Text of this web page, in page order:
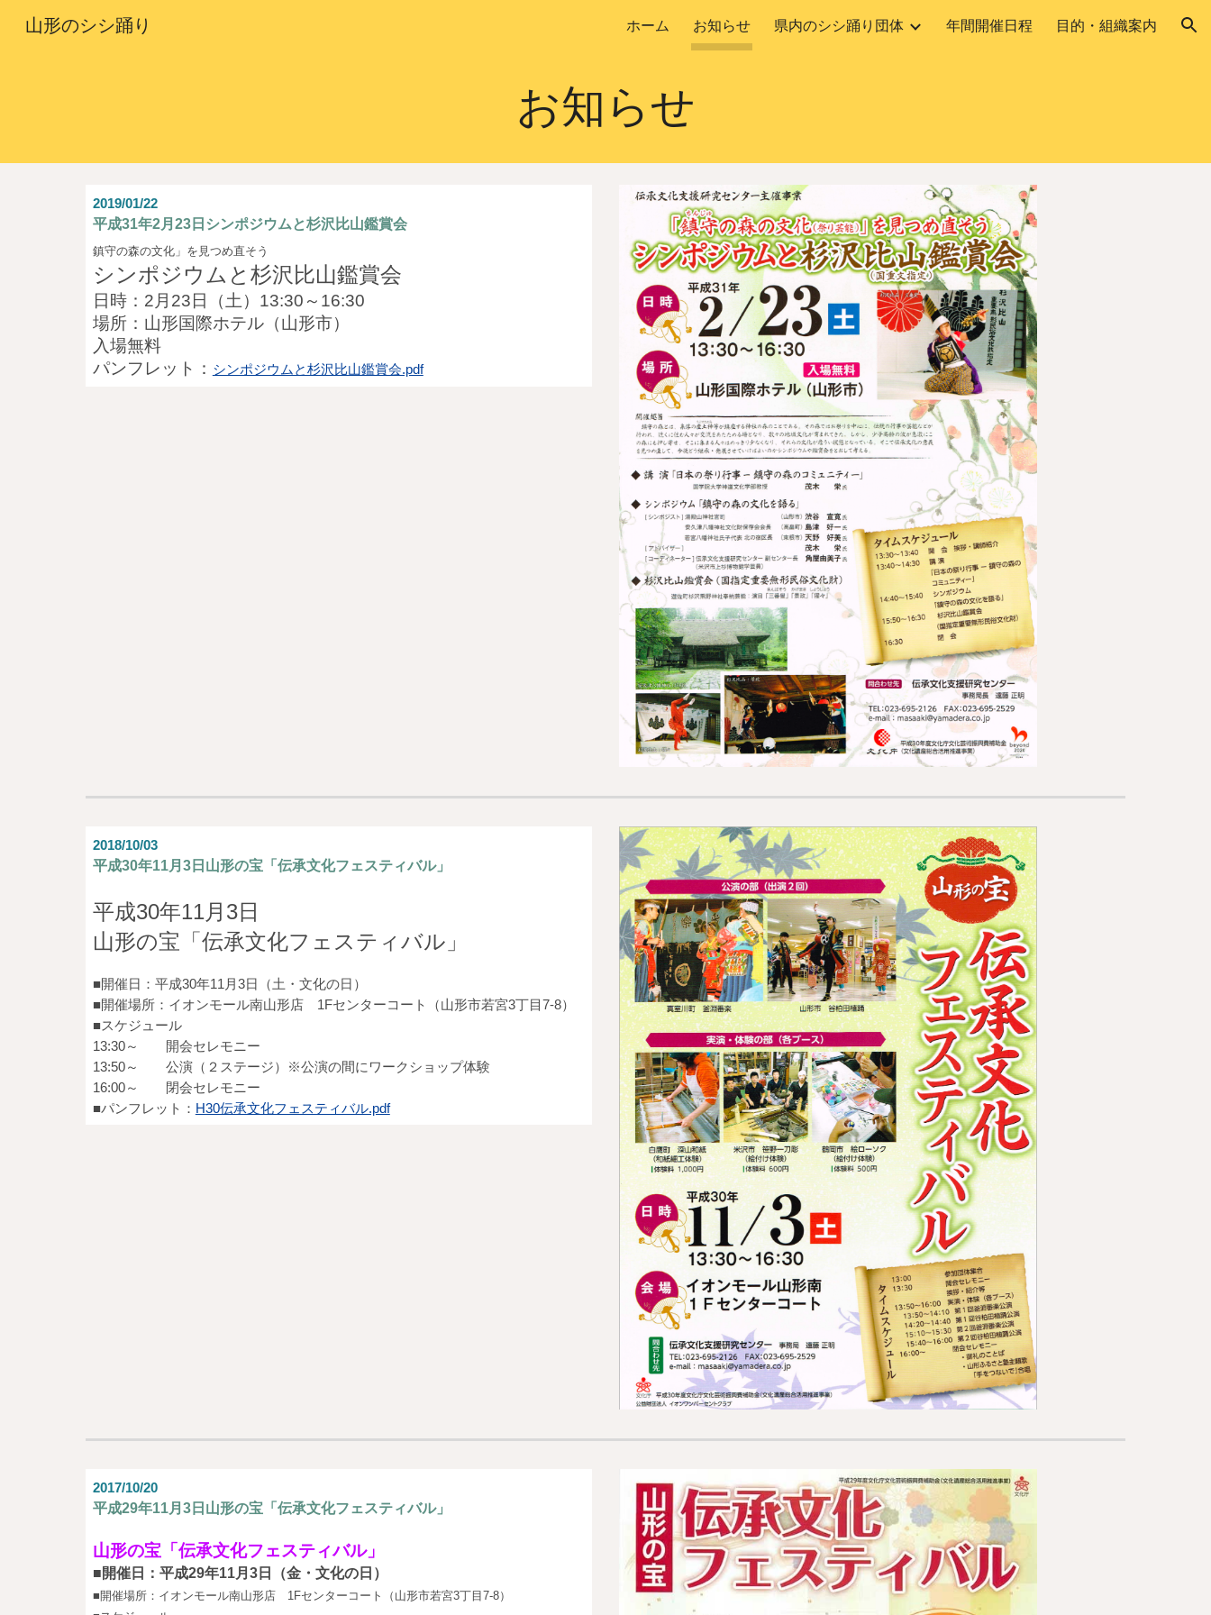
Skip to navigation
山形のシシ踊り ホーム お知らせ 県内のシシ踊り団体 年間開催日程 目的・組織案内
お知らせ
2019/01/22
平成31年2月23日シンポジウムと杉沢比山鑑賞会
鎮守の森の文化」を見つめ直そう
シンポジウムと杉沢比山鑑賞会
日時：2月23日（土）13:30～16:30
場所：山形国際ホテル（山形市）
入場無料
パンフレット： シンポジウムと杉沢比山鑑賞会.pdf
2018/10/03
平成30年11月3日山形の宝「伝承文化フェスティバル」
平成30年11月3日
山形の宝「伝承文化フェスティバル」
■開催日：平成30年11月3日（土・文化の日）
■開催場所：イオンモール南山形店 1Fセンターコート（山形市若宮3丁目7-8）
■スケジュール
13:30～ 開会セレモニー
13:50～ 公演（２ステージ）※公演の間にワークショップ体験
16:00～ 閉会セレモニー
■パンフレット： H30伝承文化フェスティバル.pdf
2017/10/20
平成29年11月3日山形の宝「伝承文化フェスティバル」
山形の宝「伝承文化フェスティバル」
■開催日：平成29年11月3日（金・文化の日）
■開催場所：イオンモール南山形店 1Fセンターコート（山形市若宮3丁目7-8）